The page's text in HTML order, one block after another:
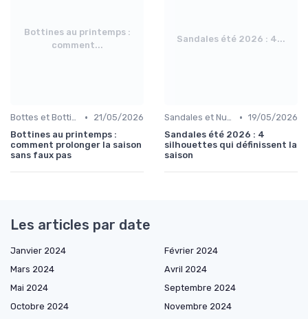
Bottines au printemps :
comment...
Bottes et Bottines •
21/05/2026
Bottines au printemps :
comment prolonger la saison
sans faux pas
Sandales été 2026 : 4...
Sandales et Nu-pieds • 19/05/2026
Sandales été 2026 : 4
silhouettes qui définissent la
saison
Les articles par date
Janvier 2024
Février 2024
Mars 2024
Avril 2024
Mai 2024
Septembre 2024
Octobre 2024
Novembre 2024